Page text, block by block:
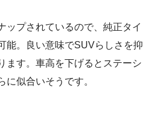
ップされているので、純正タイ
能。良い意味でSUVらしさを抑
ます。車高を下げるとステーシ
に似合いそうです。